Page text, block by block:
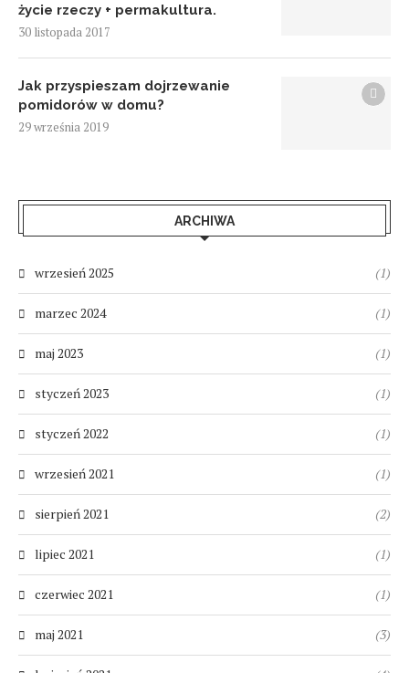
życie rzeczy + permakultura.
30 listopada 2017
Jak przyspieszam dojrzewanie
pomidorów w domu?
29 września 2019
ARCHIWA
wrzesień 2025 (1)
marzec 2024 (1)
maj 2023 (1)
styczeń 2023 (1)
styczeń 2022 (1)
wrzesień 2021 (1)
sierpień 2021 (2)
lipiec 2021 (1)
czerwiec 2021 (1)
maj 2021 (3)